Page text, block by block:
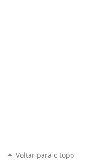
Voltar para o topo